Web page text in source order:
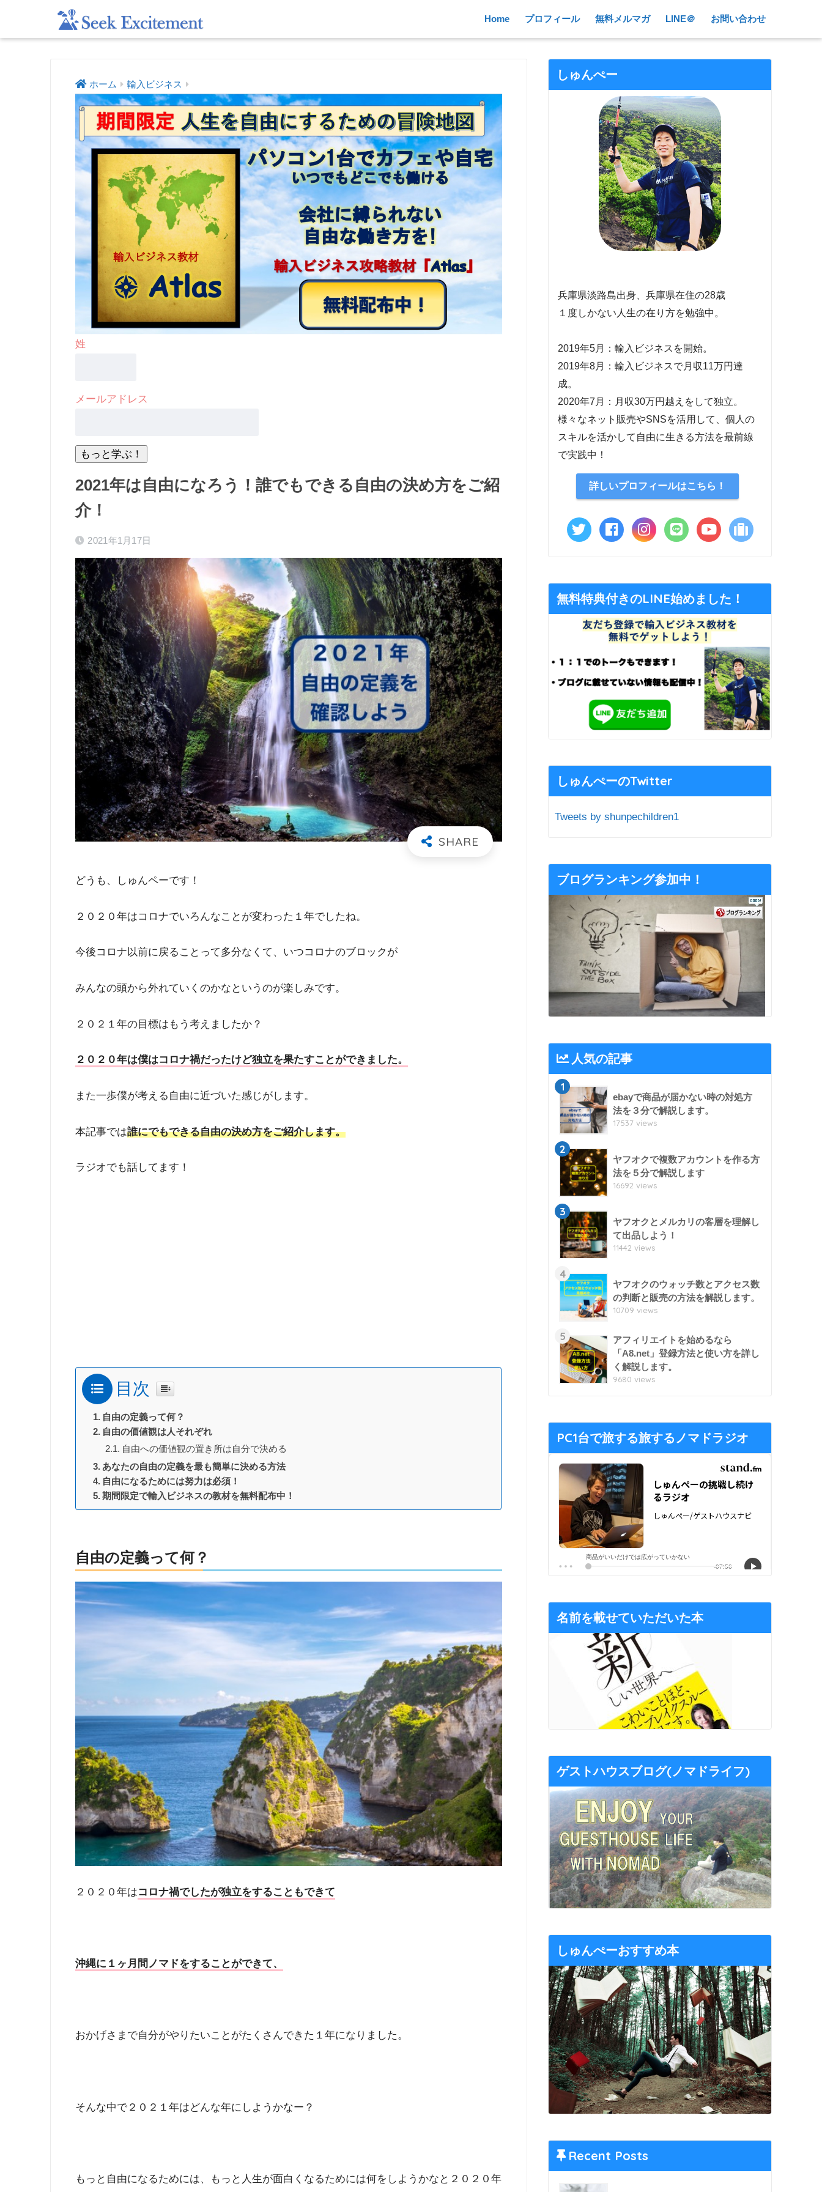
Home プロフィール 無料メルマガ LINE＠ お問い合わせ
ホーム 輸入ビジネス
姓
メールアドレス
2021年は自由になろう！誰でもできる自由の決め方をご紹
介！
2021年1月17日
どうも、しゅんペーです！
２０２０年はコロナでいろんなことが変わった１年でしたね。
今後コロナ以前に戻ることって多分なくて、いつコロナのブロックが
みんなの頭から外れていくのかなというのが楽しみです。
２０２１年の目標はもう考えましたか？
２０２０年は僕はコロナ禍だったけど独立を果たすことができました。
また一歩僕が考える自由に近づいた感じがします。
本記事では誰にでもできる自由の決め方をご紹介します。
ラジオでも話してます！
目次
自由の定義って何？
自由の価値観は人それぞれ
自由への価値観の置き所は自分で決める
あなたの自由の定義を最も簡単に決める方法
自由になるためには努力は必須！
期間限定で輸入ビジネスの教材を無料配布中！
自由の定義って何？
２０２０年はコロナ禍でしたが独立をすることもできて
沖縄に１ヶ月間ノマドをすることができて、
おかげさまで自分がやりたいことがたくさんできた１年になりました。
そんな中で２０２１年はどんな年にしようかなー？
もっと自由になるためには、もっと人生が面白くなるためには何をしようかなと２０２０年
しゅんぺー
兵庫県淡路島出身、兵庫県在住の28歳
１度しかない人生の在り方を勉強中。
2019年5月：輸入ビジネスを開始。
2019年8月：輸入ビジネスで月収11万円達
成。
2020年7月：月収30万円越えをして独立。
様々なネット販売やSNSを活用して、個人の
スキルを活かして自由に生きる方法を最前線
で実践中！
詳しいプロフィールはこちら！
無料特典付きのLINE始めました！
しゅんぺーのTwitter
Tweets by shunpechildren1
ブログランキング参加中！
人気の記事
1
ebayで商品が届かない時の対処方
法を３分で解説します。
17537 views
2
ヤフオクで複数アカウントを作る方
法を５分で解説します
16692 views
3
ヤフオクとメルカリの客層を理解し
て出品しよう！
11442 views
4
ヤフオクのウォッチ数とアクセス数
の判断と販売の方法を解説します。
10709 views
5
アフィリエイトを始めるなら
「A8.net」登録方法と使い方を詳し
く解説します。
9680 views
PC1台で旅する旅するノマドラジオ
名前を載せていただいた本
ゲストハウスブログ(ノマドライフ)
しゅんぺーおすすめ本
Recent Posts